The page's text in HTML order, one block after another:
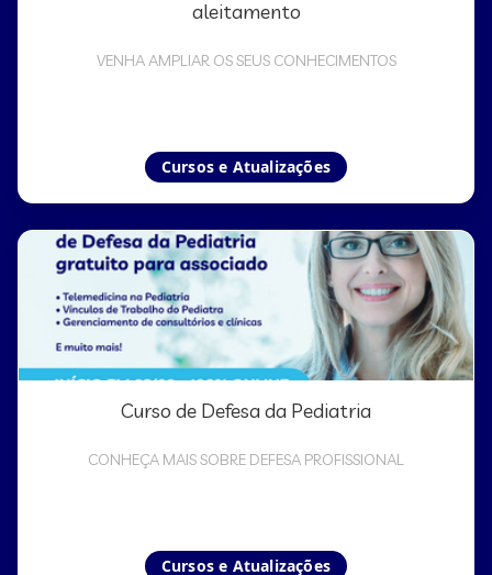
aleitamento
VENHA AMPLIAR OS SEUS CONHECIMENTOS
Cursos e Atualizações
Curso de Defesa da Pediatria
CONHEÇA MAIS SOBRE DEFESA PROFISSIONAL
Cursos e Atualizações